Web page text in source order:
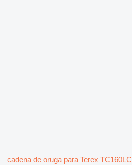
cadena de oruga para Terex TC160LC